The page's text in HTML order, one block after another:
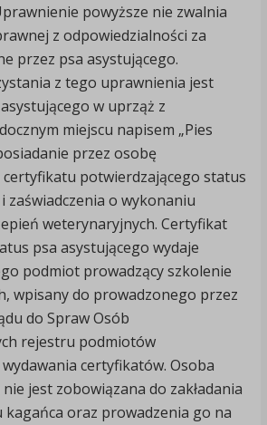
powyższe nie zwalnia
z odpowiedzialności za
przez psa asystującego.
z tego uprawnienia jest
w uprząż z
miejscu napisem „Pies
przez osobę
certyfikatu potwierdzającego status
zaświadczenia o wykonaniu
weterynaryjnych. Certyfikat
psa asystującego wydaje
podmiot prowadzący szkolenie
wpisany do prowadzonego przez
do Spraw Osób
rejestru podmiotów
certyfikatów. Osoba
jest zobowiązana do zakładania
kagańca oraz prowadzenia go na